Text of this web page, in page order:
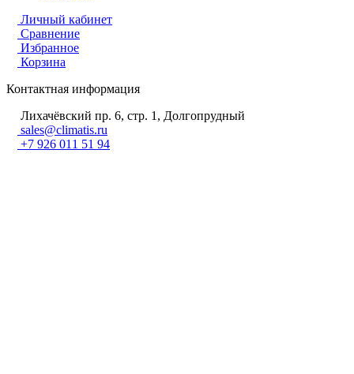
Личный кабинет
Сравнение
Избранное
Корзина
Контактная информация
Лихачёвский пр. 6, стр. 1, Долгопрудный
sales@climatis.ru
+7 926 011 51 94